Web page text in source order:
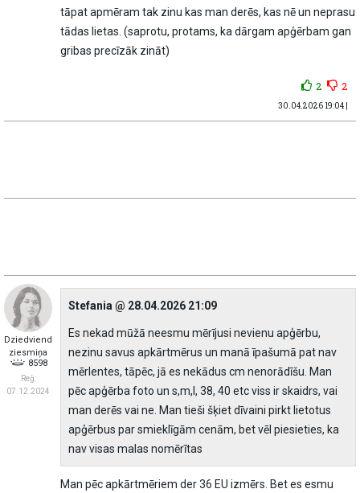
tāpat apmēram tak zinu kas man derēs, kas nē un neprasu
tādas lietas. (saprotu, protams, ka dārgam apģērbam gan
gribas precīzāk zināt)
2 2
30.04.2026 19:04 |
Dziedviend
ziesmiņa
8598
Reģ:
07.12.2024
Stefania @ 28.04.2026 21:09
Es nekad mūžā neesmu mērījusi nevienu apģērbu,
nezinu savus apkārtmērus un manā īpašumā pat nav
mērlentes, tāpēc, jā es nekādus cm nenorādīšu. Man
pēc apģērba foto un s,m,l, 38, 40 etc viss ir skaidrs, vai
man derēs vai ne. Man tieši šķiet dīvaini pirkt lietotus
apģērbus par smieklīgām cenām, bet vēl piesieties, ka
nav visas malas nomērītas
Man pēc apkārtmēriem der 36 EU izmērs. Bet es esmu